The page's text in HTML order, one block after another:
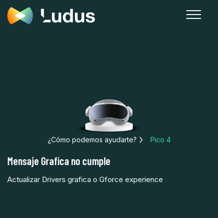
¿Cómo podemos ayudarte? Pico 4
Mensaje Grafica no cumple
Actualizar Drivers grafica o Gforce experience